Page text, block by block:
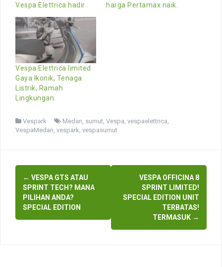
Vespa Elettrica hadir
harga Pertamax naik.
Vespa Elettrica limited
Gaya Ikonik, Tenaga
Listrik, Ramah
Lingkungan.
Vespark Medan sumut Vespa vespaelettrica
VespaMedan vespark vespasumut
Post
navigation
← VESPA GTS ATAU
SPRINT TECH? MANA
PILIHAN ANDA?
SPECIAL EDITION
VESPA OFFICINA 8
SPRINT LIMITED!
SPECIAL EDITION UNIT
TERBATAS!
TERMASUK →